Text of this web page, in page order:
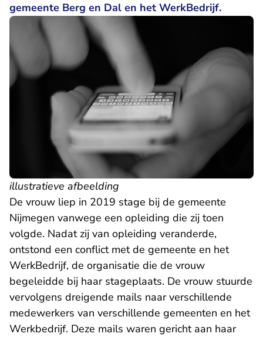
gemeente Berg en Dal en het WerkBedrijf.
illustratieve afbeelding
De vrouw liep in 2019 stage bij de gemeente
Nijmegen vanwege een opleiding die zij toen
volgde. Nadat zij van opleiding veranderde,
ontstond een conflict met de gemeente en het
WerkBedrijf, de organisatie die de vrouw
begeleidde bij haar stageplaats. De vrouw stuurde
vervolgens dreigende mails naar verschillende
medewerkers van verschillende gemeenten en het
Werkbedrijf. Deze mails waren gericht aan haar